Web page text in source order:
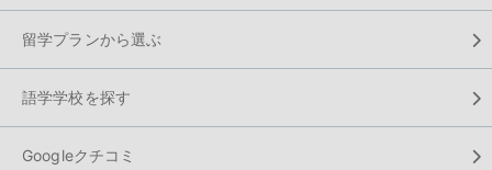
留学プランから選ぶ
語学学校を探す
Googleクチコミ